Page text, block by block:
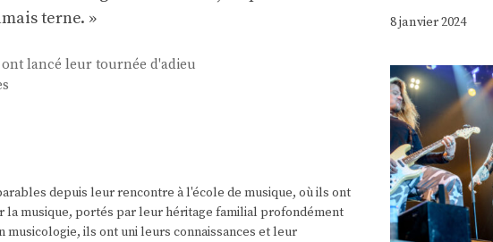
terne. »
ont lancé leur tournée d'adieu
depuis leur rencontre à l'école de musique, où ils ont
musique, portés par leur héritage familial profondément
musicologie, ils ont uni leurs connaissances et leur
8 janvier 2024